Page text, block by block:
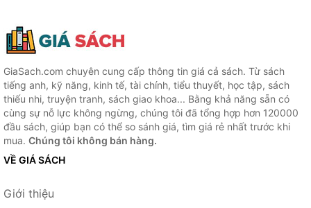
GiaSach.com chuyên cung cấp thông tin giá cả sách. Từ sách
tiếng anh, kỹ năng, kinh tế, tài chính, tiểu thuyết, học tập, sách
thiếu nhi, truyện tranh, sách giao khoa... Bằng khả năng sẵn có
cùng sự nỗ lực không ngừng, chúng tôi đã tổng hợp hơn 120000
đầu sách, giúp bạn có thể so sánh giá, tìm giá rẻ nhất trước khi
mua. Chúng tôi không bán hàng.
VỀ GIÁ SÁCH
Giới thiệu